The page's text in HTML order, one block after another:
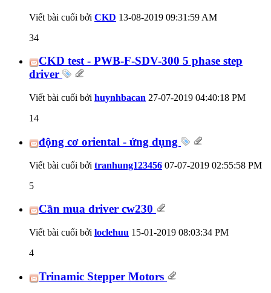
Viết bài cuối bởi CKD 13-08-2019 09:31:59 AM
34
CKD test - PWB-F-SDV-300 5 phase step
driver
Viết bài cuối bởi huynhbacan 27-07-2019 04:40:18 PM
14
động cơ oriental - ứng dụng
Viết bài cuối bởi tranhung123456 07-07-2019 02:55:58 PM
5
Cần mua driver cw230
Viết bài cuối bởi loclehuu 15-01-2019 08:03:34 PM
4
Trinamic Stepper Motors